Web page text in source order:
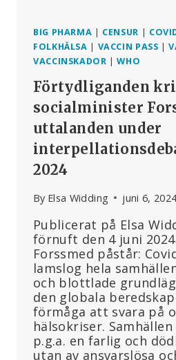
BIG PHARMA | CENSUR |
FOLKHÄLSA | VACCIN PASS |
VACCINSKADOR |WHO
Förtydliganden
socialminister
uttalanden under
2024
By Elsa Widding juni 6,
Publicerat på Elsa
förnuft den 4 juni 2024
Forssmed påstår:
lamslog hela
och blottlade
den globala
förmåga att svara på
hälsokriser.
p.g.a. en farlig och
utan av ansvarslösa